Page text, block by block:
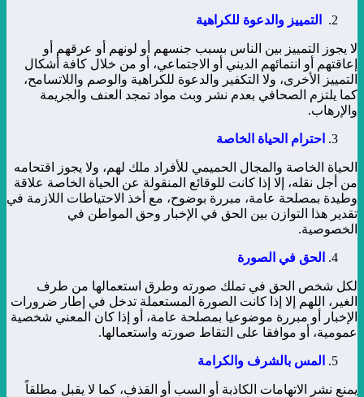
التمييز والدعوة للكراهية
لا يجوز التمييز بين الناس بسبب جنسهم أو لونهم أو عرقهم أو
إعاقتهم أو انتمائهم الديني أو الاجتماعي، أو من خلال كافة أشكال
التمييز الأخرى، ولا التكفير والدعوة للكراهية والوصم واللاتسامح،
كما يلتزم الصحافي بعدم نشر وبث مواد تمجد العنف والجريمة
والإرهاب.
احترام الحياة الخاصة
الحياة الخاصة والمجال الحميمي للأفراد ملك لهم، ولا يجوز اقتحامه
من أجل نقله، إلا إذا كانت للوقائع المنقولة عن الحياة الخاصة علاقة
وطيدة بمصلحة عامة، مبررة بوضوح، مع أخذ الاحتياطات اللازمة في
تقدير هذا التوازن بين الحق في الإخبار وحق المواطن في
الخصوصية.
الحق في الصورة
لكل شخص الحق في تملك صورته وطرق استعمالها من طرف
الغير، اللهم إلا إذا كانت الصورة المستعملة تدخل في إطار ضرورات
الإخبار أو مبررة موضوعيا بمصلحة عامة، أو إذا كان المعني شخصية
عمومية، أو موافقا على التقاط صورته واستعمالها.
المس بالشرف والكرامة
يمنع نشر الاتهامات الكاذبة أو السب أو القذف، كما لا يقبل مطلقاً